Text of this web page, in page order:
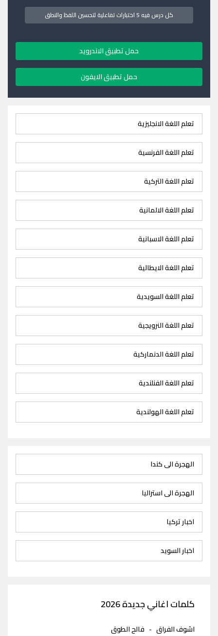
كل درس فيه 5 اختبارات تفاعلية لتحسين اللفظ والنطق
حمل تطبيق الاندرويد
حمل تطبيق الايفون
تعلم اللغة الانجليزية
تعلم اللغة الفرنسية
تعلم اللغة التركية
تعلم اللغة الالمانية
تعلم اللغة الاسبانية
تعلم اللغة الايطالية
تعلم اللغة السويدية
تعلم اللغة النرويجية
تعلم اللغة الدنماركية
تعلم اللغة الفنلندية
تعلم اللغة الهولندية
الهجرة الى كندا
الهجرة الى استراليا
اخبار تركيا
اخبار السويد
كلمات اغاني جديدة 2026
اشوف الفراق - فالح الطوق